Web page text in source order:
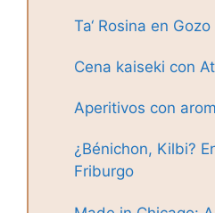
Ta‘ Rosina en Gozo
Cena kaiseki con
Aperitivos con
¿Bénichon, Kilbi?
Friburgo